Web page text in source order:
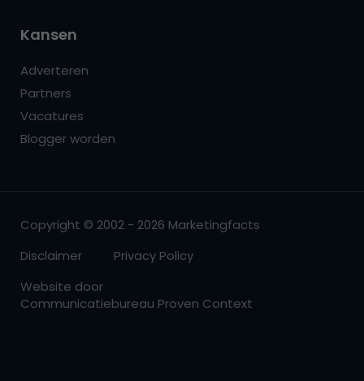
Kansen
Adverteren
Partners
Vacatures
Blogger worden
Copyright © 2002 - 2026 Marketingfacts
Disclaimer
Privacy Policy
Website door
Communicatiebureau Proven Context